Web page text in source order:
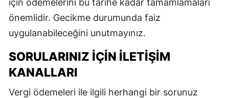
için ödemelerini bu tarihe kadar tamamlamaları
önemlidir. Gecikme durumunda faiz
uygulanabileceğini unutmayınız.
SORULARINIZ İÇIN İLETIŞIM
KANALLARI
Vergi ödemeleri ile ilgili herhangi bir sorunuz